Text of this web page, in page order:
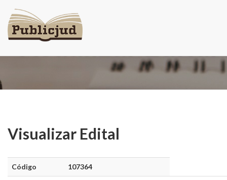
Visualizar Edital
Visualizar Edital
Código 107364